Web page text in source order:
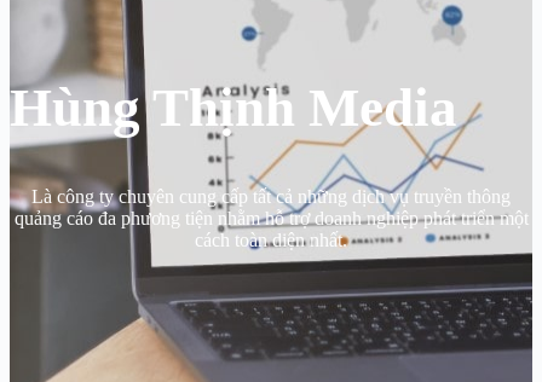
Hùng Thịnh Media
Là công ty chuyên cung cấp tất cả những dịch vụ truyền thông
quảng cáo đa phương tiện nhằm hỗ trợ doanh nghiệp phát triển một
cách toàn diện nhất.